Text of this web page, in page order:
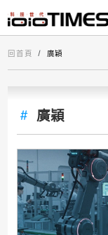
回首頁 廣穎
廣穎